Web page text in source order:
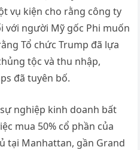
vụ kiện cho rằng công ty
với người Mỹ gốc Phi muốn
Tổ chức Trump đã lựa
tộc và thu nhập,
đã tuyên bố.
nghiệp kinh doanh bất
mua 50% cổ phần của
tại Manhattan, gần Grand